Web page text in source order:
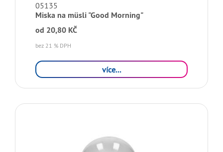
05135
Miska na müsli "Good Morning"
od 20,80 KČ
bez 21 % DPH
více...